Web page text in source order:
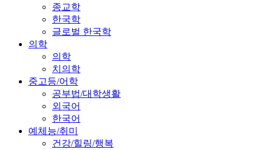
종교학
한국학
글로벌 한국학
의학
의학
치의학
중고등/어학
공부법/대학생활
외국어
한국어
예체능/취미
건강/힐링/행복